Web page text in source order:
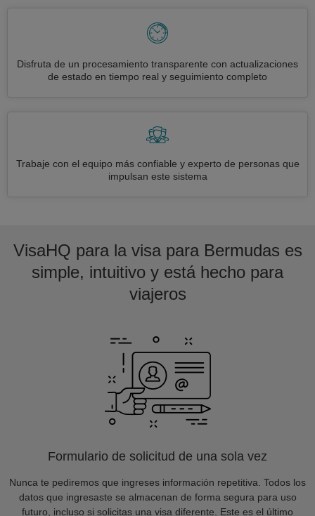
Disfruta de un procesamiento transparente con actualizaciones
de estado en tiempo real y seguimiento completo
Trabaje con el equipo más confiable y experto de personas que
impulsan este sistema
VisaHQ para la visa para Bermudas es
simple, intuitivo y está hecho para
viajeros
Formulario de solicitud de una sola vez
Nunca te pediremos que ingreses información repetitiva. Todos los
datos que ingresaste se almacenan de forma segura para uso
futuro, incluso si solicitas una visa diferente. Este es el último